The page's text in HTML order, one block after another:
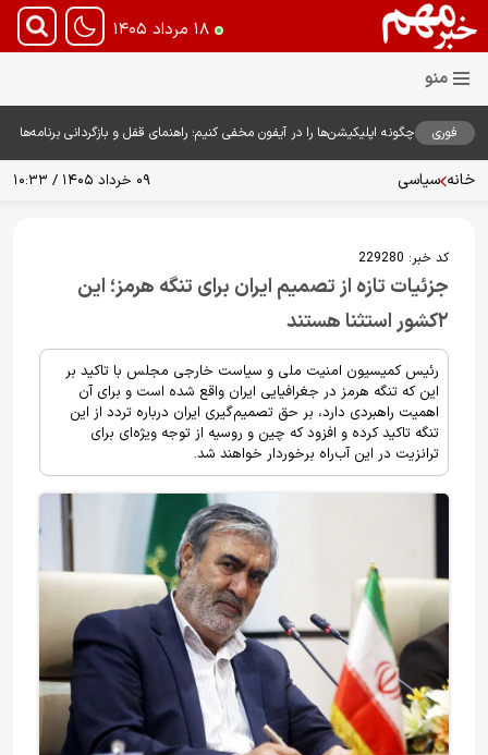
۱۸ مرداد ۱۴۰۵
فوری چگونه اپلیکیشن‌ها را در آیفون مخفی کنیم؛ راهنمای قفل و بازگردانی برنامه‌ها
خانه سیاسی ۰۹ خرداد ۱۴۰۵ / ۱۰:۳۳
کد خبر: 229280
جزئیات تازه از تصمیم ایران برای تنگه هرمز؛ این
۲کشور استثنا هستند
رئیس کمیسیون امنیت ملی و سیاست خارجی مجلس با تاکید بر
این که تنگه هرمز در جغرافیایی ایران واقع شده است و برای آن
اهمیت راهبردی دارد، بر حق تصمیم‌گیری ایران درباره تردد از این
تنگه تاکید کرده و افزود که چین و روسیه از توجه ویژه‌ای برای
ترانزیت در این آب‌راه برخوردار خواهند شد.